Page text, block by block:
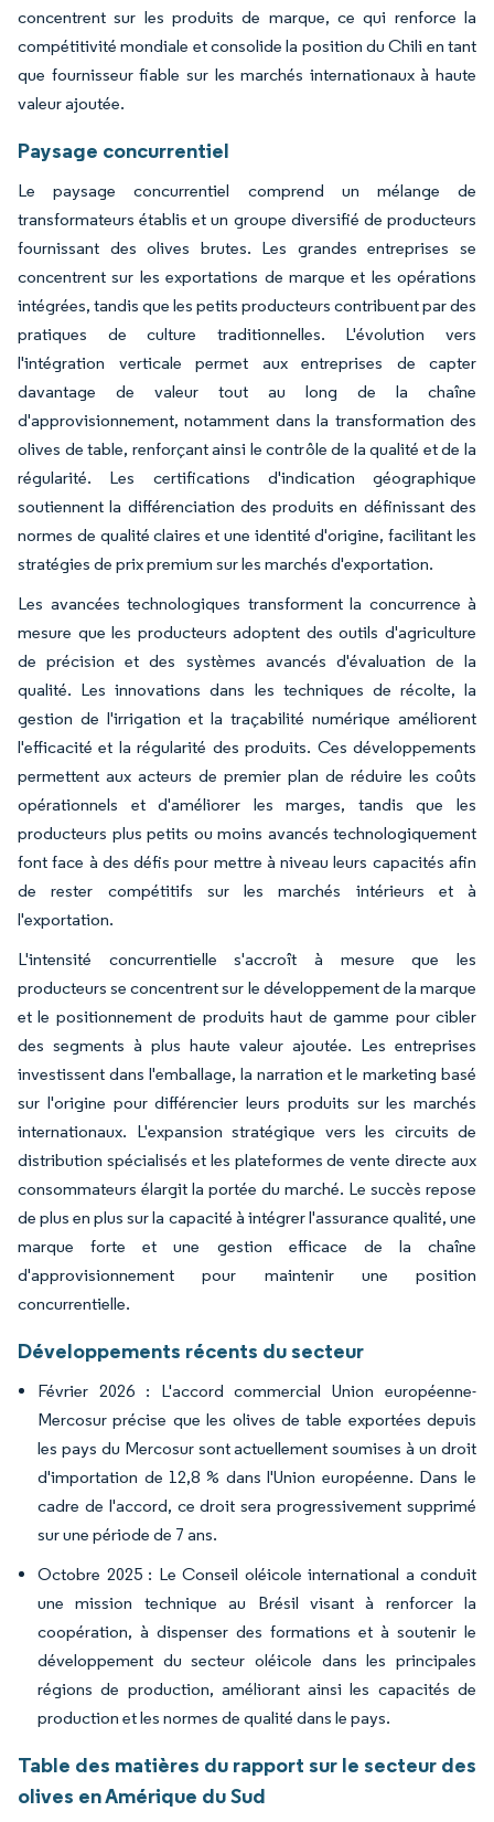
concentrent sur les produits de marque, ce qui renforce la
compétitivité mondiale et consolide la position du Chili en tant
que fournisseur fiable sur les marchés internationaux à haute
valeur ajoutée.
Paysage concurrentiel
Le paysage concurrentiel comprend un mélange de
transformateurs établis et un groupe diversifié de producteurs
fournissant des olives brutes. Les grandes entreprises se
concentrent sur les exportations de marque et les opérations
intégrées, tandis que les petits producteurs contribuent par des
pratiques de culture traditionnelles. L'évolution vers
l'intégration verticale permet aux entreprises de capter
davantage de valeur tout au long de la chaîne
d'approvisionnement, notamment dans la transformation des
olives de table, renforçant ainsi le contrôle de la qualité et de la
régularité. Les certifications d'indication géographique
soutiennent la différenciation des produits en définissant des
normes de qualité claires et une identité d'origine, facilitant les
stratégies de prix premium sur les marchés d'exportation.
Les avancées technologiques transforment la concurrence à
mesure que les producteurs adoptent des outils d'agriculture
de précision et des systèmes avancés d'évaluation de la
qualité. Les innovations dans les techniques de récolte, la
gestion de l'irrigation et la traçabilité numérique améliorent
l'efficacité et la régularité des produits. Ces développements
permettent aux acteurs de premier plan de réduire les coûts
opérationnels et d'améliorer les marges, tandis que les
producteurs plus petits ou moins avancés technologiquement
font face à des défis pour mettre à niveau leurs capacités afin
de rester compétitifs sur les marchés intérieurs et à
l'exportation.
L'intensité concurrentielle s'accroît à mesure que les
producteurs se concentrent sur le développement de la marque
et le positionnement de produits haut de gamme pour cibler
des segments à plus haute valeur ajoutée. Les entreprises
investissent dans l'emballage, la narration et le marketing basé
sur l'origine pour différencier leurs produits sur les marchés
internationaux. L'expansion stratégique vers les circuits de
distribution spécialisés et les plateformes de vente directe aux
consommateurs élargit la portée du marché. Le succès repose
de plus en plus sur la capacité à intégrer l'assurance qualité, une
marque forte et une gestion efficace de la chaîne
d'approvisionnement pour maintenir une position
concurrentielle.
Développements récents du secteur
Février 2026 : L'accord commercial Union européenne-
Mercosur précise que les olives de table exportées depuis
les pays du Mercosur sont actuellement soumises à un droit
d'importation de 12,8 % dans l'Union européenne. Dans le
cadre de l'accord, ce droit sera progressivement supprimé
sur une période de 7 ans.
Octobre 2025 : Le Conseil oléicole international a conduit
une mission technique au Brésil visant à renforcer la
coopération, à dispenser des formations et à soutenir le
développement du secteur oléicole dans les principales
régions de production, améliorant ainsi les capacités de
production et les normes de qualité dans le pays.
Table des matières du rapport sur le secteur des
olives en Amérique du Sud